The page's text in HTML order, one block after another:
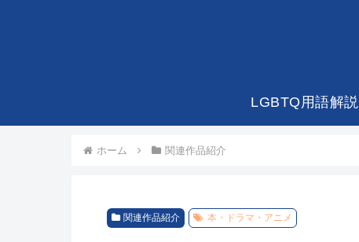
LGBTQ用語解説
ホーム 関連作品紹介
関連作品紹介 本・ドラマ・アニメ